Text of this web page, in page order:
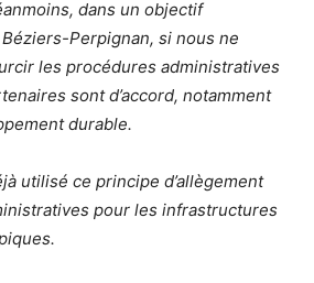
dans un objectif
Perpignan, si nous ne
les procédures administratives
sont d’accord, notamment
durable.
utilisé ce principe d’allègement
pour les infrastructures